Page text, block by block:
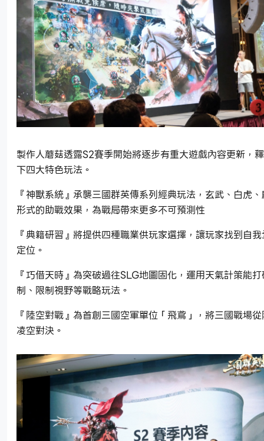
製作人蘑菇透露S2賽季開始將逐步有重大遊戲內容更新，
下四大特色玩法。
『神獸系統』承襲三國群英傳系列經典玩法，玄武、白虎
形式的助戰效果，為戰局帶來更多不可預測性
『典籍研習』將提供四種職業供玩家選擇，讓玩家找到自
定位。
『巧借天時』為突破過往SLG地圖固化，運用天氣計策能
制、限制視野等戰略玩法。
『陸空對戰』為首創三國空軍單位「飛鳶」，將三國戰場
凌空對決。